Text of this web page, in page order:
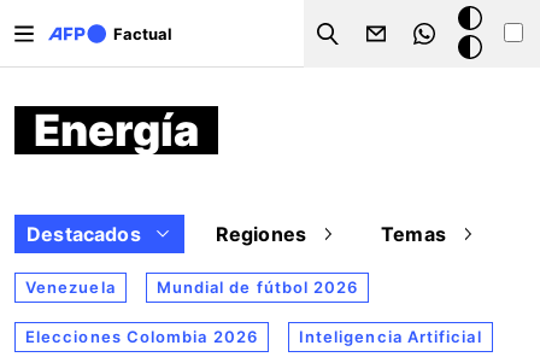
Factual
Search
Modo
oscuro
Energía
Destacados Regiones Temas
Venezuela Mundial de fútbol 2026
Elecciones Colombia 2026 Inteligencia Artificial